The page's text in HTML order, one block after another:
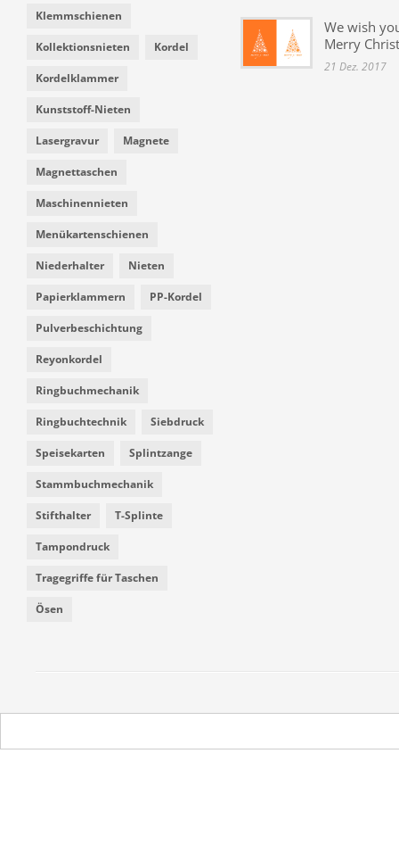
Klemmschienen
Kollektionsnieten Kordel
Kordelklammer
Kunststoff-Nieten
Lasergravur Magnete
Magnettaschen
Maschinennieten
Menükartenschienen
Niederhalter Nieten
Papierklammern PP-Kordel
Pulverbeschichtung
Reyonkordel
Ringbuchmechanik
Ringbuchtechnik Siebdruck
Speisekarten Splintzange
Stammbuchmechanik
Stifthalter T-Splinte
Tampondruck
Tragegriffe für Taschen
Ösen
We wish
Merry
21 Dez. 2017